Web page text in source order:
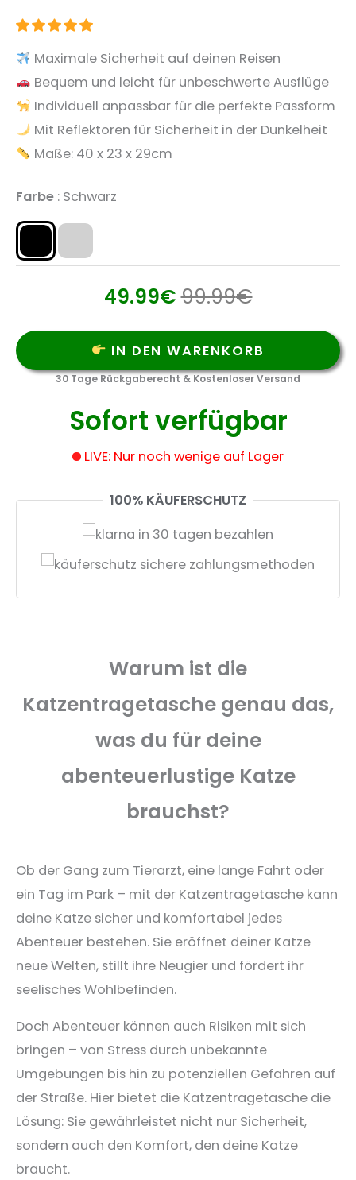
Maximale Sicherheit auf deinen Reisen
Bequem und leicht für unbeschwerte Ausflüge
Individuell anpassbar für die perfekte Passform
Mit Reflektoren für Sicherheit in der Dunkelheit
Maße: 40 x 23 x 29cm
Farbe Schwarz
49.99€99.99€
IN DEN WARENKORB
30 Tage Rückgaberecht & Kostenloser Versand
Sofort verfügbar
LIVE: Nur noch wenige auf Lager
100% KÄUFERSCHUTZ
Warum ist die
Katzentragetasche genau das,
was du für deine
abenteuerlustige Katze
brauchst?
Ob der Gang zum Tierarzt, eine lange Fahrt oder
ein Tag im Park – mit der Katzentragetasche kann
deine Katze sicher und komfortabel jedes
Abenteuer bestehen. Sie eröffnet deiner Katze
neue Welten, stillt ihre Neugier und fördert ihr
seelisches Wohlbefinden.
Doch Abenteuer können auch Risiken mit sich
bringen – von Stress durch unbekannte
Umgebungen bis hin zu potenziellen Gefahren auf
der Straße. Hier bietet die Katzentragetasche die
Lösung: Sie gewährleistet nicht nur Sicherheit,
sondern auch den Komfort, den deine Katze
braucht.